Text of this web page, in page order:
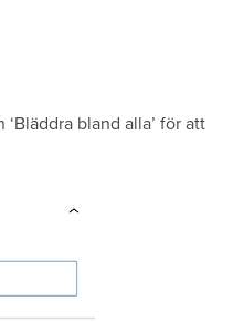
bland alla’ för att